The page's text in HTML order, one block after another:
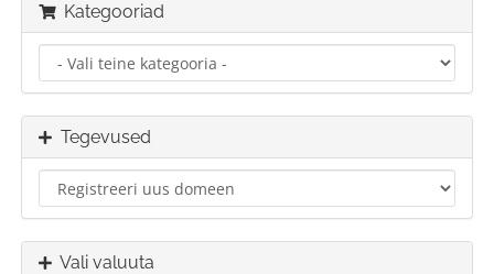
Kategooriad
Tegevused
Vali valuuta